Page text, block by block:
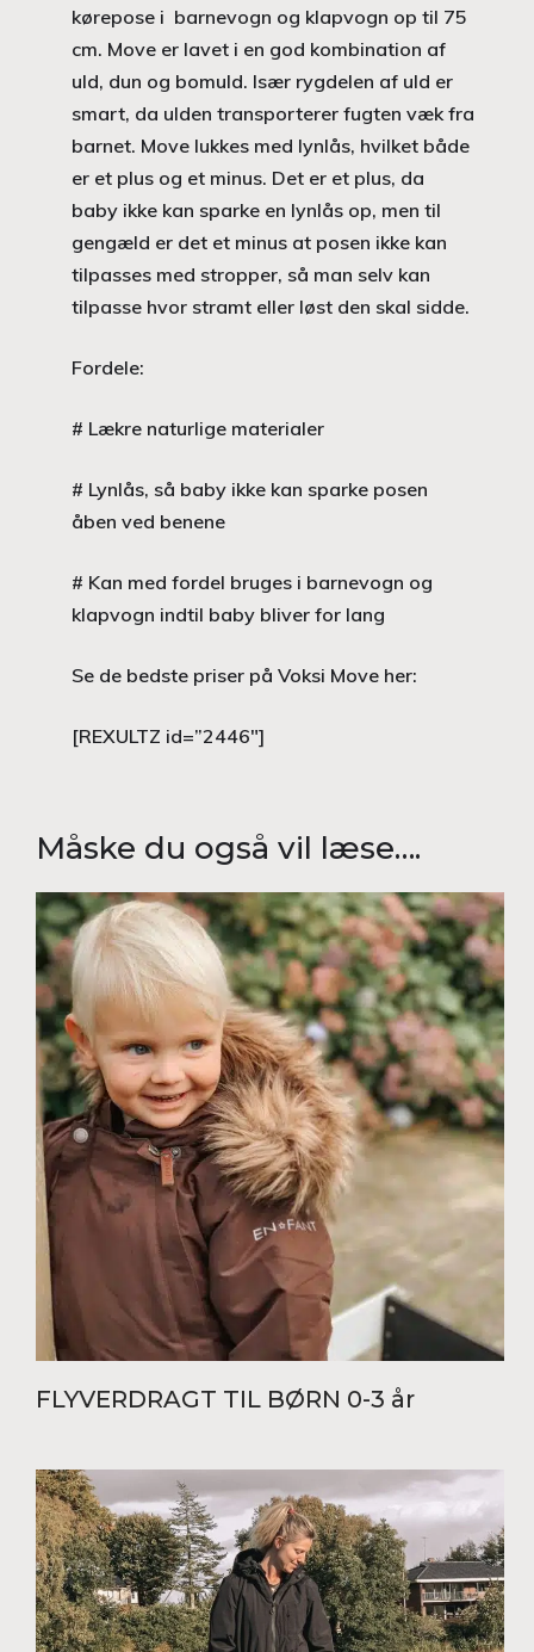
kørepose i barnevogn og klapvogn op til 75
cm. Move er lavet i en god kombination af
uld, dun og bomuld. Især rygdelen af uld er
smart, da ulden transporterer fugten væk fra
barnet. Move lukkes med lynlås, hvilket både
er et plus og et minus. Det er et plus, da
baby ikke kan sparke en lynlås op, men til
gengæld er det et minus at posen ikke kan
tilpasses med stropper, så man selv kan
tilpasse hvor stramt eller løst den skal sidde.
Fordele:
# Lækre naturlige materialer
# Lynlås, så baby ikke kan sparke posen
åben ved benene
# Kan med fordel bruges i barnevogn og
klapvogn indtil baby bliver for lang
Se de bedste priser på Voksi Move her:
[REXULTZ id=”2446″]
Måske du også vil læse….
FLYVERDRAGT TIL BØRN 0-3 år